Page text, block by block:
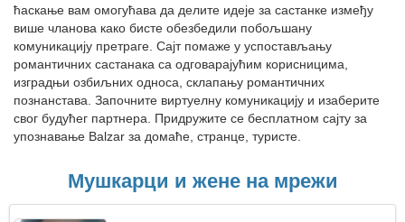
ћаскање вам омогућава да делите идеје за састанке између
више чланова како бисте обезбедили побољшану
комуникацију претраге. Сајт помаже у успостављању
романтичних састанака са одговарајућим корисницима,
изградњи озбиљних односа, склапању романтичних
познанстава. Започните виртуелну комуникацију и изаберите
свог будућег партнера. Придружите се бесплатном сајту за
упознавање Balzar за домаће, странце, туристе.
Мушкарци и жене на мрежи